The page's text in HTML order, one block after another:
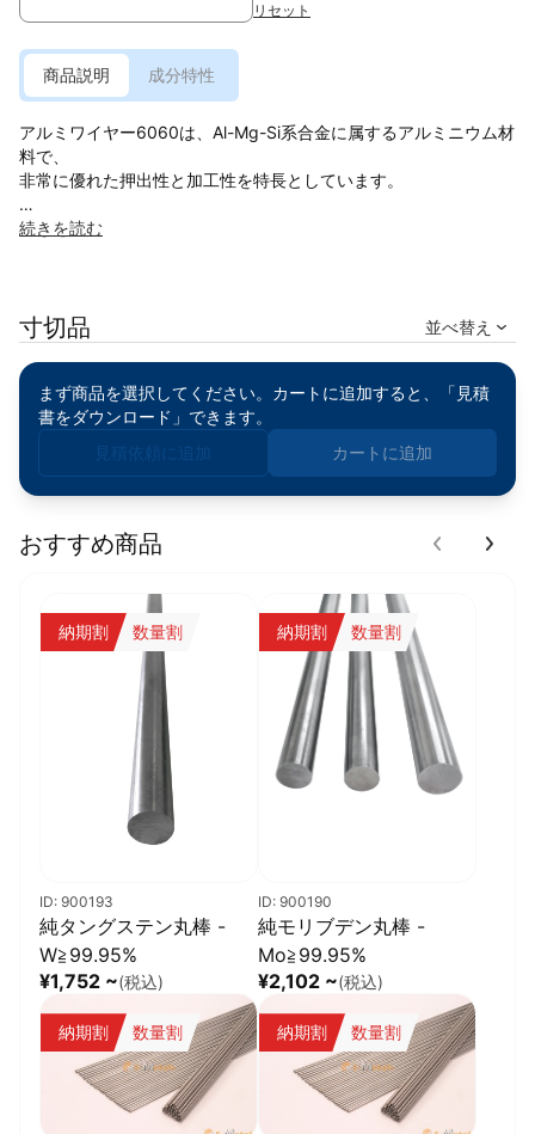
リセット
商品説明 成分特性
アルミワイヤー6060は、Al-Mg-Si系合金に属するアルミニウム材
料で、
非常に優れた押出性と加工性を特長としています。
強度は中程度ながら、成形性・表面品質に優れ、
特長
押出性・加工性に優れる
表面仕上がりが良好
耐食性が高く、安定した品質
主な用途
工業用ワイヤー
建材・装飾部材
溶接用途（条件により使用可能）
続きを読む
寸切品 並べ替え
まず商品を選択してください。カートに追加すると、「見積
書をダウンロード」できます。
見積依頼に追加
カートに追加
おすすめ商品
納期割 数量割
ID: 900193
純タングステン丸棒 -
W≧99.95%
¥1,752 ~(税込)
納期割 数量割
ID: 900190
純モリブデン丸棒 -
Mo≧99.95%
¥2,102 ~(税込)
納期割 数量割 納期割 数量割